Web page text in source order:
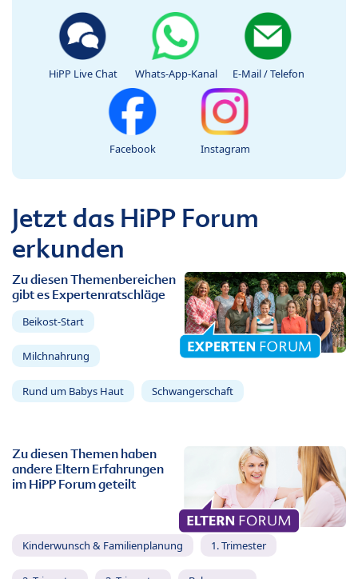
HiPP Live Chat Whats-App-Kanal E-Mail / Telefon
Facebook Instagram
Jetzt das HiPP Forum
erkunden
Zu diesen Themenbereichen
gibt es Expertenratschläge
Beikost-Start
Milchnahrung
Rund um Babys Haut Schwangerschaft
Zu diesen Themen haben
andere Eltern Erfahrungen
im HiPP Forum geteilt
Kinderwunsch & Familienplanung 1. Trimester